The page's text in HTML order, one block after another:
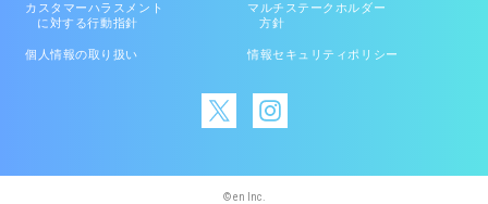
カスタマーハラスメント
に対する行動指針
マルチステークホルダー
方針
個人情報の取り扱い 情報セキュリティポリシー
© en Inc.